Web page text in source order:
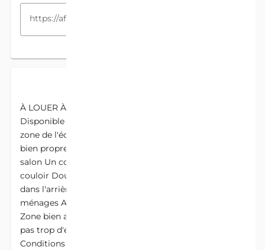
À LOUER À FIDJROSSÈ PLAGE ZONE CALVAIRE
Disponible immédiatement à FIDJROSSÈ Calvaire
zone de l'école Le Laurier , un appartement dallé
bien propre, aéré et bien vaste de 02 chambres Un
salon Un couloir 02 douches dont une dans le
couloir Douche et wc séparée , et douche visiteur
dans l'arrière cour Brasseurs Maison carrelée 03
ménages Accès véhicule Compteur personnels
Zone bien accessible NB Personne responsable avec
pas trop d'enfants exigé Loyer mensuel 100.000f
Conditions Avances 3 mois Prépayés 3 mois